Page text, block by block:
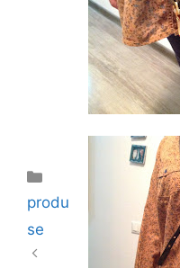
produ
se